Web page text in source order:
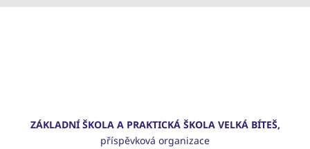
ZÁKLADNÍ ŠKOLA A PRAKTICKÁ ŠKOLA VELKÁ BÍTEŠ,
příspěvková organizace